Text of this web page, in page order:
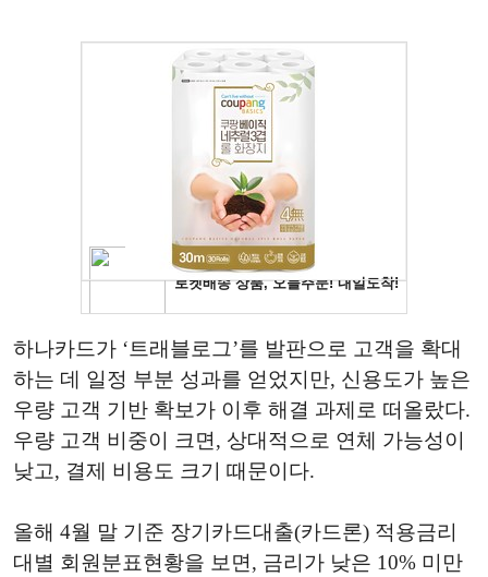
하나카드가 ‘트래블로그’를 발판으로 고객을 확대
하는 데 일정 부분 성과를 얻었지만, 신용도가 높은
우량 고객 기반 확보가 이후 해결 과제로 떠올랐다.
우량 고객 비중이 크면, 상대적으로 연체 가능성이
낮고, 결제 비용도 크기 때문이다.
올해 4월 말 기준 장기카드대출(카드론) 적용금리
대별 회원분표현황을 보면, 금리가 낮은 10% 미만